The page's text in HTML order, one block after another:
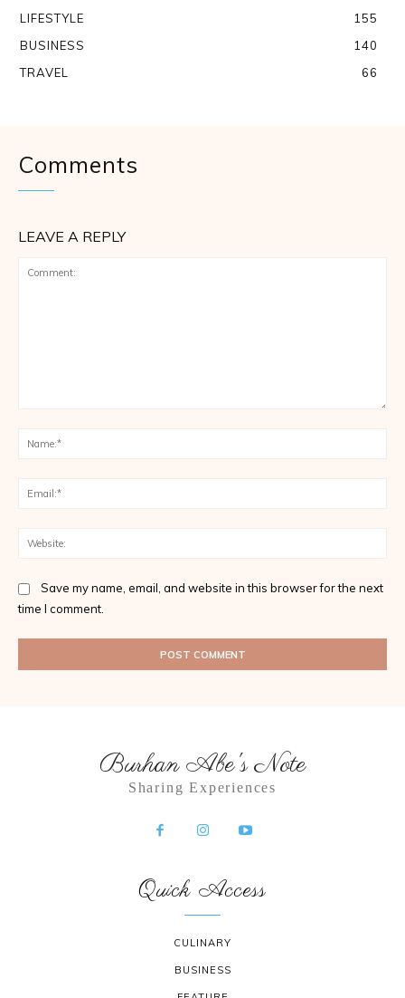
LIFESTYLE
155
BUSINESS
140
TRAVEL
66
Comments
LEAVE A REPLY
Save my name, email, and website in this browser for the next
time I comment.
Burhan Abe's Note
Sharing Experiences
Quick Access
CULINARY
BUSINESS